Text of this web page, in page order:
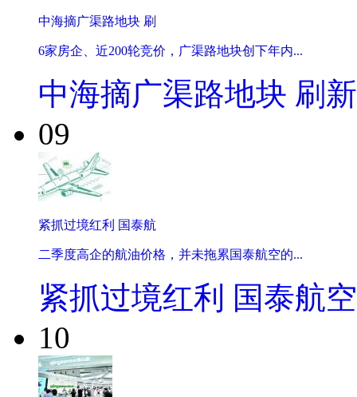
中海摘广渠路地块 刷
6家房企、近200轮竞价，广渠路地块创下年内...
中海摘广渠路地块 刷
09
紧抓过境红利 国泰航
二季度高企的航油价格，并未拖累国泰航空的...
紧抓过境红利 国泰航
10